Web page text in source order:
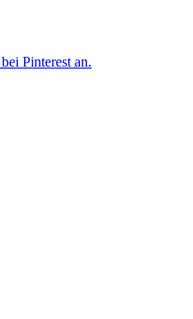
Pinterest an.